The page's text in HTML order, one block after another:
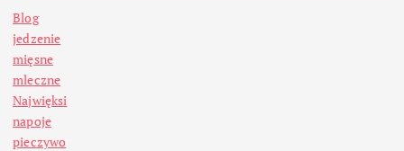
Blog
jedzenie
mięsne
mleczne
Najwięksi
napoje
pieczywo